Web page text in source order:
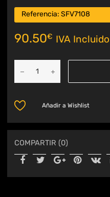
Referencia: SFV7108
90.50€ IVA Incluido
Añadir a Wishlist
COMPARTIR (0)